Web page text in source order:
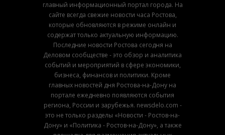
главный информационный портал города. На
сайте всегда свежие новости часа Ростова,
которые обновляются в режиме онлайн и
содержат только актуальную информацию.
Последние новости Ростова сегодня на
Деловом сообществе - это обзор и аналитика
событий и мероприятий в сфере экономики,
бизнеса, финансов и политики. Кроме
главных новостей дня Ростова-на-Дону на
портале ежедневно появляются события
региона, России и зарубежья. newsdelo.com -
это не только разделы «Новости - Ростов-на-
Дону» и «Политика - Ростов-на-Дону», а также